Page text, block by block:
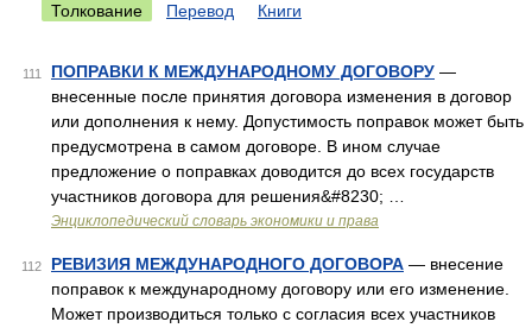
Толкование Перевод Книги
111 ПОПРАВКИ К МЕЖДУНАРОДНОМУ ДОГОВОРУ —
внесенные после принятия договора изменения в договор
или дополнения к нему. Допустимость поправок может быть
предусмотрена в самом договоре. В ином случае
предложение о поправках доводится до всех государств
участников договора для решения&#8230; …
Энциклопедический словарь экономики и права
112 РЕВИЗИЯ МЕЖДУНАРОДНОГО ДОГОВОРА — внесение
поправок к международному договору или его изменение.
Может производиться только с согласия всех участников